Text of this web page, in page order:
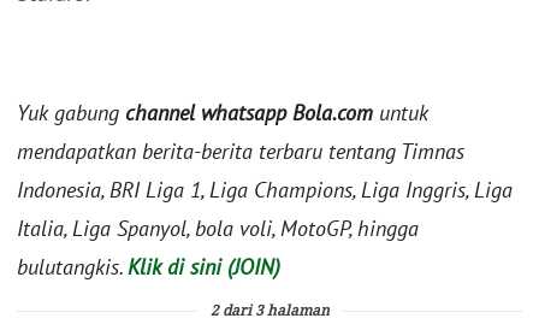
Yuk gabung channel whatsapp Bola.com untuk
mendapatkan berita-berita terbaru tentang Timnas
Indonesia, BRI Liga 1, Liga Champions, Liga Inggris, Liga
Italia, Liga Spanyol, bola voli, MotoGP, hingga
bulutangkis.Klik di sini (JOIN)
2 dari 3 halaman